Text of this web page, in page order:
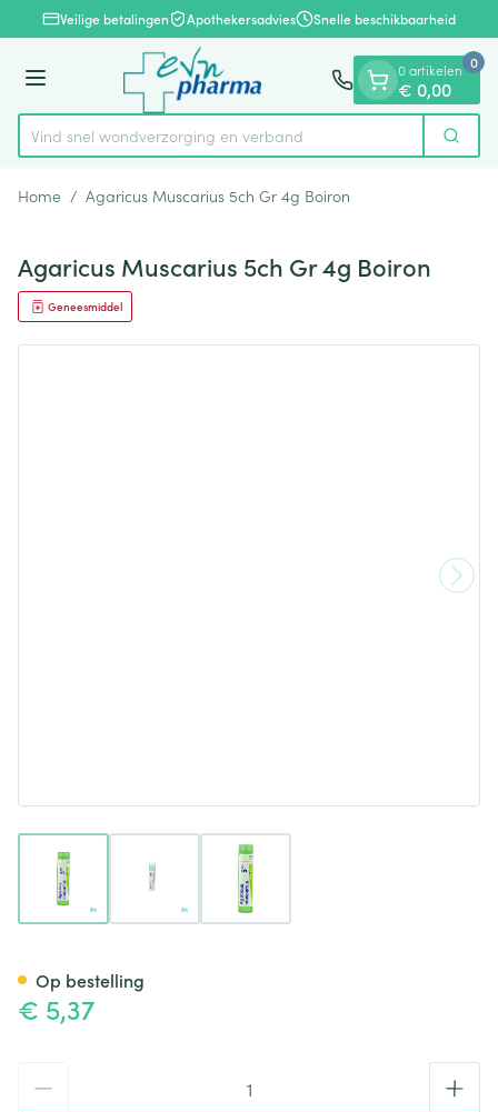
Ga naar de inhoud
1 van 1Veilige betalingen Apothekersadvies Snelle beschikbaarheid
Menu
Product, merk, categorie...
Vind snel wondverzorging en verband Zoek
0 artikelen
€ 0,00
0
Home / Agaricus Muscarius 5ch Gr 4g Boiron
Agaricus Muscarius 5ch Gr 4g Boiron
Geneesmiddel
View larger imageView larger imageView larger image
€ 5,37
Op bestelling